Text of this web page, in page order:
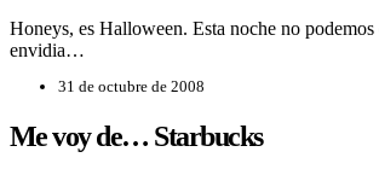
Honeys, es Halloween. Esta noche no
envidia…
31 de octubre de 2008
Me voy de… Starbucks